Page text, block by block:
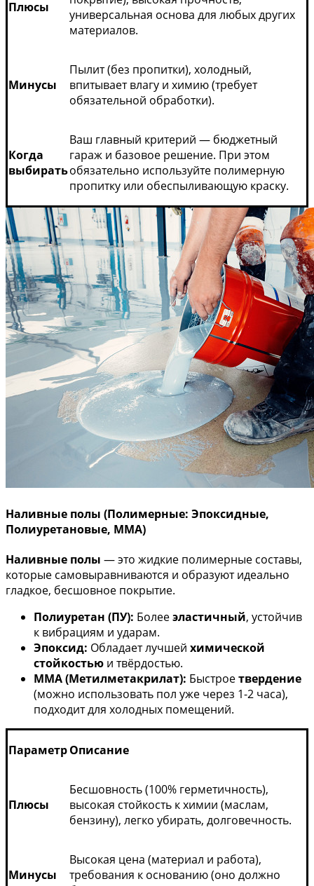
Плюсы
универсальная основа для любых других
материалов.
Минусы
Пылит (без пропитки), холодный,
впитывает влагу и химию (требует
обязательной обработки).
Когда
выбирать
Ваш главный критерий — бюджетный
гараж и базовое решение. При этом
обязательно используйте полимерную
пропитку или обеспыливающую краску.
Наливные полы (Полимерные: Эпоксидные,
Полиуретановые, ММА)
Наливные полы — это жидкие полимерные составы,
которые самовыравниваются и образуют идеально
гладкое, бесшовное покрытие.
Полиуретан (ПУ): Болееэластичный, устойчив
к вибрациям и ударам.
Эпоксид: Обладает лучшей химической
стойкостью и твёрдостью.
ММА (Метилметакрилат): Быстроетвердение
(можно использовать пол уже через 1-2 часа),
подходит для холодных помещений.
ПараметрОписание
Плюсы
Бесшовность (100% герметичность),
высокая стойкость к химии (маслам,
бензину), легко убирать, долговечность.
Минусы
Высокая цена (материал и работа),
требования к основанию (оно должно